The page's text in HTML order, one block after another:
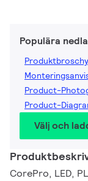
Populära
Product-
Product-
Välj och
CorePro, LED,